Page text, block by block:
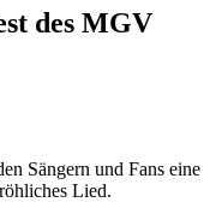
des MGV
Sängern und Fans eine
Lied.